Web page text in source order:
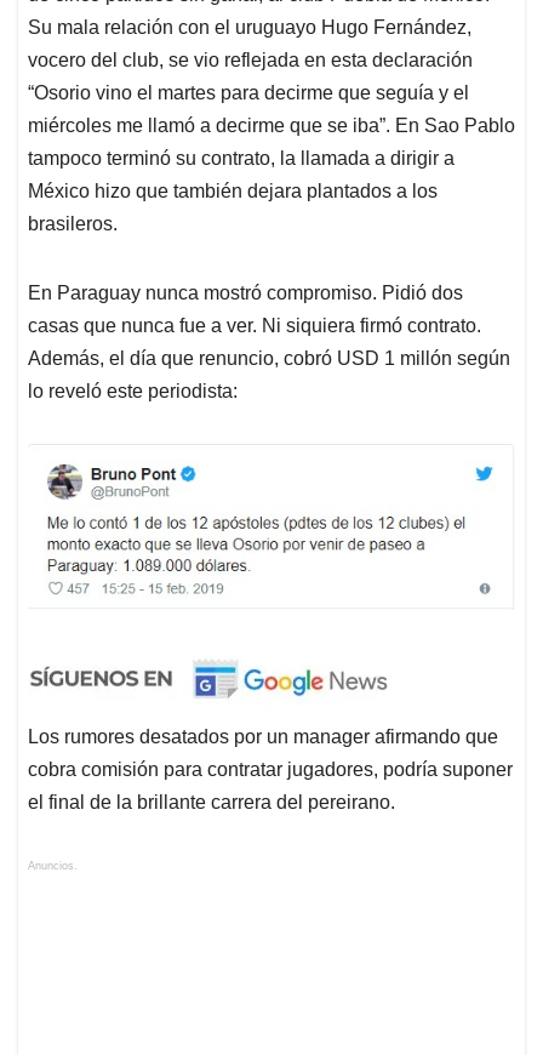
Su mala relación con el uruguayo Hugo Fernández,
vocero del club, se vio reflejada en esta declaración
“Osorio vino el martes para decirme que seguía y el
miércoles me llamó a decirme que se iba”. En Sao Pablo
tampoco terminó su contrato, la llamada a dirigir a
México hizo que también dejara plantados a los
brasileros.
En Paraguay nunca mostró compromiso. Pidió dos
casas que nunca fue a ver. Ni siquiera firmó contrato.
Además, el día que renuncio, cobró USD 1 millón según
lo reveló este periodista:
Los rumores desatados por un manager afirmando que
cobra comisión para contratar jugadores, podría suponer
el final de la brillante carrera del pereirano.
Anuncios.